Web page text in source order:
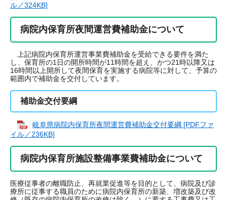
ル／324KB]
病院内保育所夜間運営費補助金について
上記病院内保育所運営事業費補助金を受給できる要件を満た
し、保育所の1日の開所時間が11時間を超え、かつ21時以降又は
16時間以上開所して夜間保育を実施する病院等に対して、予算の
範囲内で補助金を交付しています。
補助金交付要綱
岐阜県病院内保育所夜間運営費補助金交付要綱 [PDFファ
イル／236KB]
病院内保育所施設整備事業費補助金について
医療従事者の離職防止、再就業促進等を目的として、病院及び診
療所に従事する職員のために病院内保育所の新築、増改築及び改